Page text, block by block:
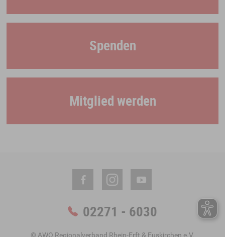
Spenden
Mitglied werden
02271 - 6030
© AWO Regionalverband Rhein-Erft & Euskirchen e.V.